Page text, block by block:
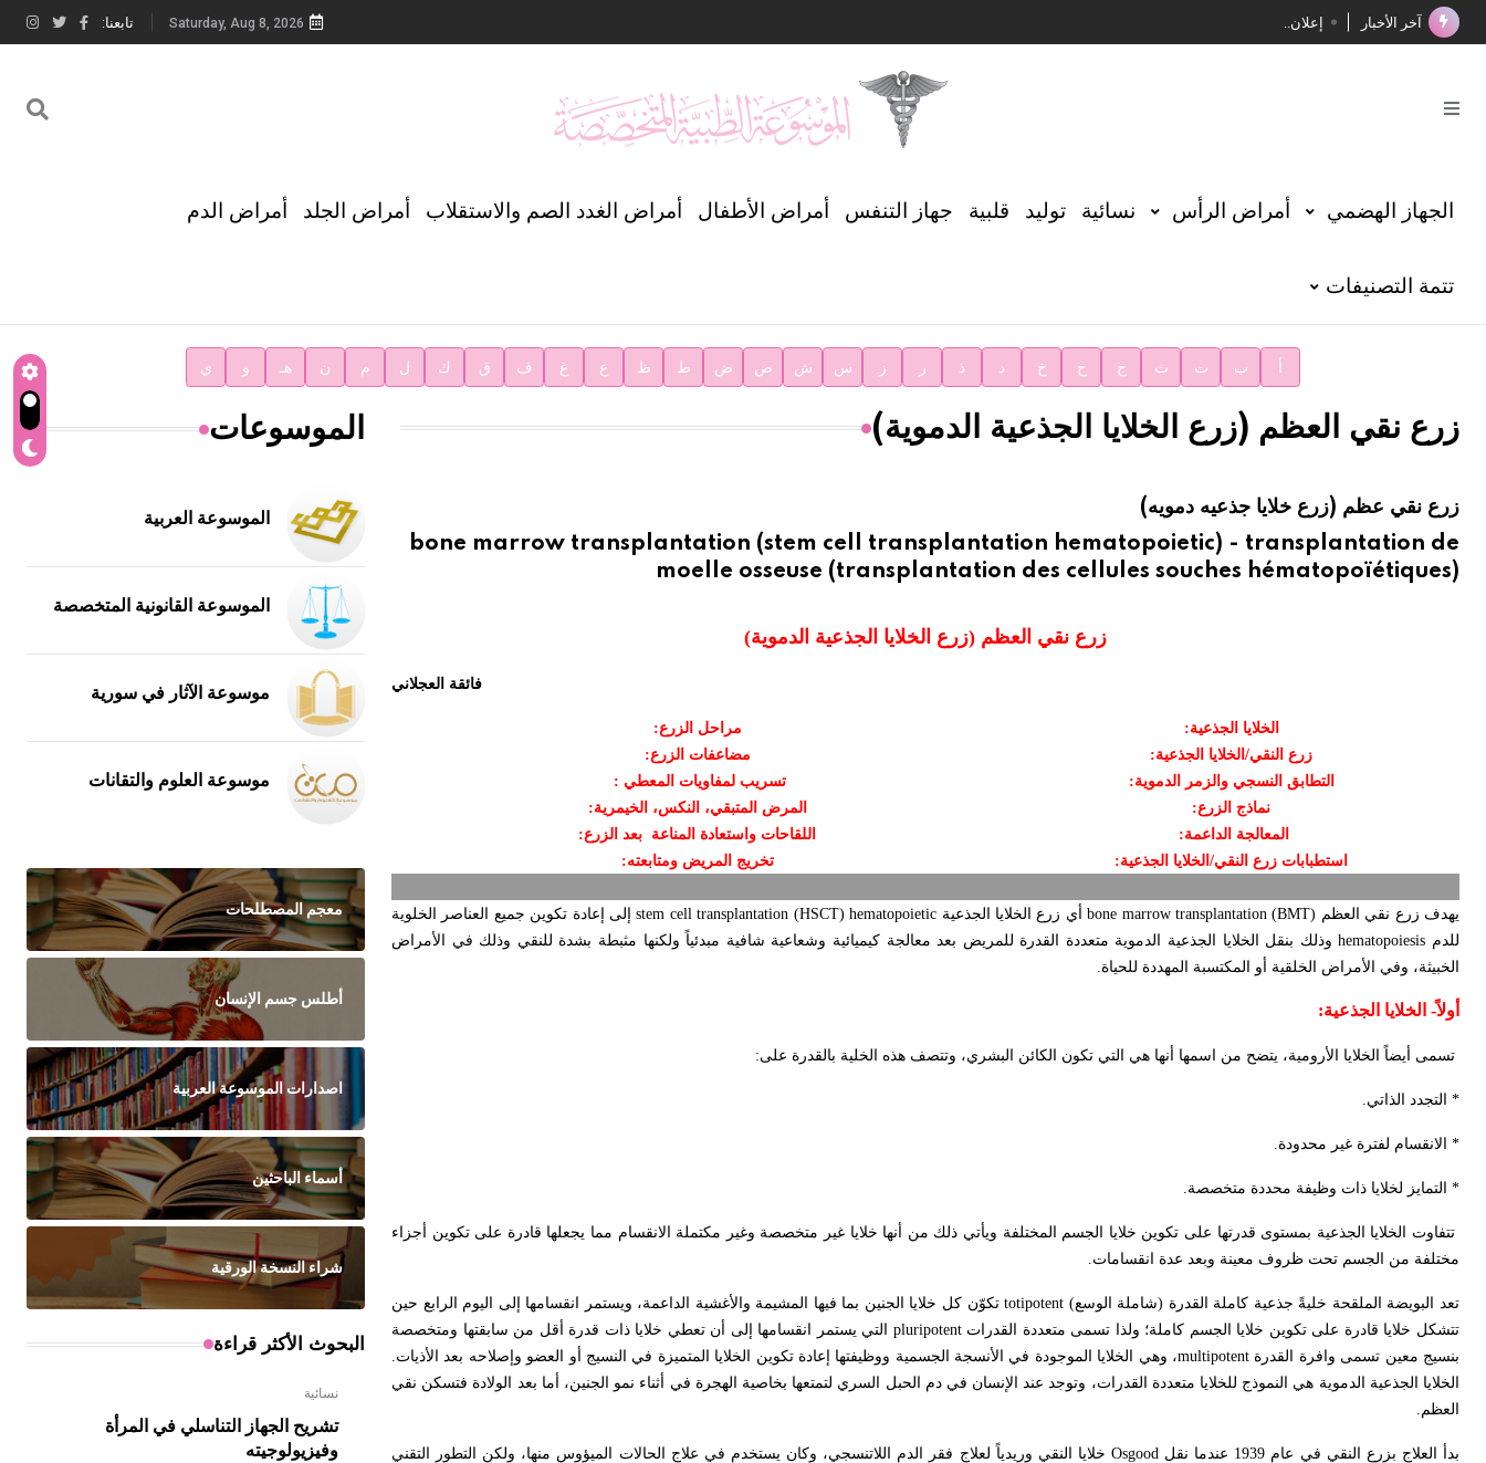
آخر الأخبار إعلان..
توصيات مجلس الإدارة
الأستاذ إياد خالد الطباع مدير عام لهيئة الموسوعة العربية
Saturday, Aug 8, 2026 تابعنا:
الجهاز الهضمي أمراض الرأس نسائية توليد قلبية جهاز التنفس أمراض الأطفال أمراض الغدد الصم والاستقلاب أمراض الجلد أمراض الدم
تتمة التصنيفات
ب ت ث ج ح خ د ذ ر ز س ش ص ض ط ظ ع غ ف ق ك ل م ن هـ و ي
زرع نقي العظم (زرع الخلايا الجذعية الدموية)
زرع نقي عظم (زرع خلايا جذعيه دمويه)
bone marrow transplantation (stem cell transplantation hematopoietic) - transplantation de
moelle osseuse (transplantation des cellules souches hématopoïétiques)
زرع نقي العظم (زرع الخلايا الجذعية الدموية)
فائقة العجلاني
الخلايا الجذعية:
مراحل الزرع:
زرع النقي/الخلايا الجذعية:
مضاعفات الزرع:
التطابق النسجي والزمر الدموية:
تسريب لمفاويات المعطي :
نماذج الزرع:
المرض المتبقي، النكس، الخيمرية:
المعالجة الداعمة:
اللقاحات واستعادة المناعة بعد الزرع:
استطبابات زرع النقي/الخلايا الجذعية:
تخريج المريض ومتابعته:
يهدف زرع نقي العظم bone marrow transplantation (BMT)أي زرع الخلايا الجذعية stem cell transplantation (HSCT) hematopoieticإلى إعادة تكوين جميع العناصر الخلوية
للدم hematopoiesisوذلك بنقل الخلايا الجذعية الدموية متعددة القدرة للمريض بعد معالجة كيميائية وشعاعية شافية مبدئياً ولكنها مثبطة بشدة للنقي وذلك في الأمراض
الخبيثة، وفي الأمراض الخلقية أو المكتسبة المهددة للحياة.
أولاً- الخلايا الجذعية:
تسمى أيضاً الخلايا الأرومية، يتضح من اسمها أنها هي التي تكون الكائن البشري، وتتصف هذه الخلية بالقدرة على:
* التجدد الذاتي.
* الانقسام لفترة غير محدودة.
* التمايز لخلايا ذات وظيفة محددة متخصصة.
تتفاوت الخلايا الجذعية بمستوى قدرتها على تكوين خلايا الجسم المختلفة ويأتي ذلك من أنها خلايا غير متخصصة وغير مكتملة الانقسام مما يجعلها قادرة على تكوين أجزاء
مختلفة من الجسم تحت ظروف معينة وبعد عدة انقسامات.
تعد البويضة الملقحة خليةً جذعية كاملة القدرة (شاملة الوسع) totipotentتكوّن كل خلايا الجنين بما فيها المشيمة والأغشية الداعمة، ويستمر انقسامها إلى اليوم الرابع حين
تتشكل خلايا قادرة على تكوين خلايا الجسم كاملة؛ ولذا تسمى متعددة القدراتpluripotent التي يستمر انقسامها إلى أن تعطي خلايا ذات قدرة أقل من سابقتها ومتخصصة
بنسيج معين تسمى وافرة القدرة multipotent، وهي الخلايا الموجودة في الأنسجة الجسمية ووظيفتها إعادة تكوين الخلايا المتميزة في النسيج أو العضو وإصلاحه بعد الأذيات.
الخلايا الجذعية الدموية هي النموذج للخلايا متعددة القدرات، وتوجد عند الإنسان في دم الحبل السري لتمتعها بخاصية الهجرة في أثناء نمو الجنين، أما بعد الولادة فتسكن نقي
العظم.
بدأ العلاج بزرع النقي في عام 1939 عندما نقل Osgood خلايا النقي وريدياً لعلاج فقر الدم اللاتنسجي، وكان يستخدم في علاج الحالات الميؤوس منها، ولكن التطور التقني
الموسوعات
الموسوعة العربية
الموسوعة القانونية المتخصصة
موسوعة الآثار في سورية
موسوعة العلوم والتقانات
معجم المصطلحات
أطلس جسم الإنسان
اصدارات الموسوعة العربية
أسماء الباحثين
شراء النسخة الورقية
البحوث الأكثر قراءة
نسائية
تشريح الجهاز التناسلي في المرأة
وفيزيولوجيته